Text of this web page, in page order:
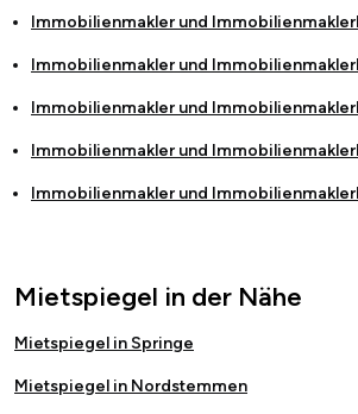
Immobilienmakler und
Immobilienmakler und
Immobilienmakler und
Immobilienmakler und
Immobilienmakler und
Mietspiegel in der Nähe
Mietspiegel in Springe
Mietspiegel in Nordstemmen